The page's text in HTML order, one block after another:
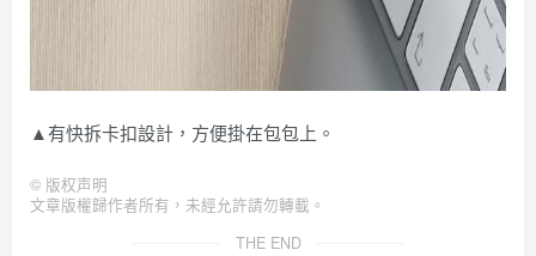
▲有快拆卡扣設計，方便掛在包包上。
© 版权声明
文章版權歸作者所有，未經允許請勿轉載。
THE END